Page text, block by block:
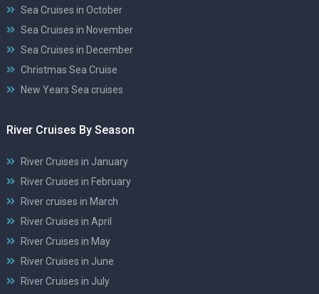
Sea Cruises in October
Sea Cruises in November
Sea Cruises in December
Christmas Sea Cruise
New Years Sea cruises
River Cruises By Season
River Cruises in January
River Cruises in February
River cruises in March
River Cruises in April
River Cruises in May
River Cruises in June
River Cruises in July